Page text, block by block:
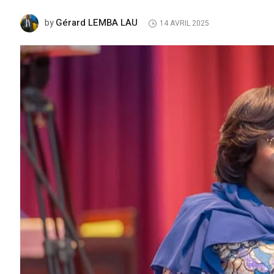
byGérard LEMBA LAU 14 AVRIL 2025